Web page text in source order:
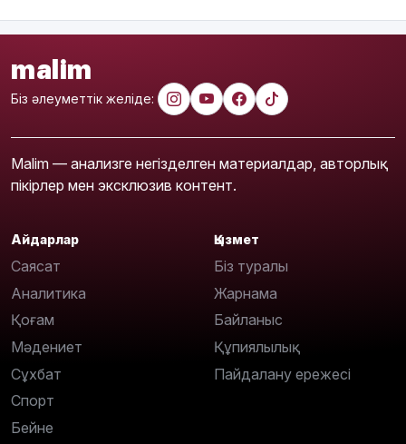
malim
Біз әлеуметтік желіде:
Malim — анализге негізделген материалдар, авторлық
пікірлер мен эксклюзив контент.
Айдарлар
Саясат
Аналитика
Қоғам
Мәдениет
Сұхбат
Спорт
Бейне
Қызмет
Біз туралы
Жарнама
Байланыс
Құпиялылық
Пайдалану ережесі